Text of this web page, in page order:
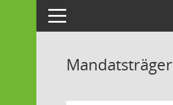
Toggle navigation
Mandatsträger